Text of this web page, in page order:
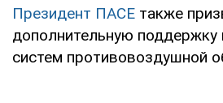
Президент ПАСЕ также
дополнительную поддержку
систем противовоздушной